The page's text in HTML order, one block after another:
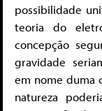
possibilidade
teoria do
concepção
gravidade
em nome duma
natureza